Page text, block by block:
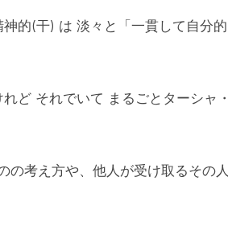
的(干) は 淡々と「一貫して自分的
ど それでいて まるごとターシャ・
の考え方や、他人が受け取るその人